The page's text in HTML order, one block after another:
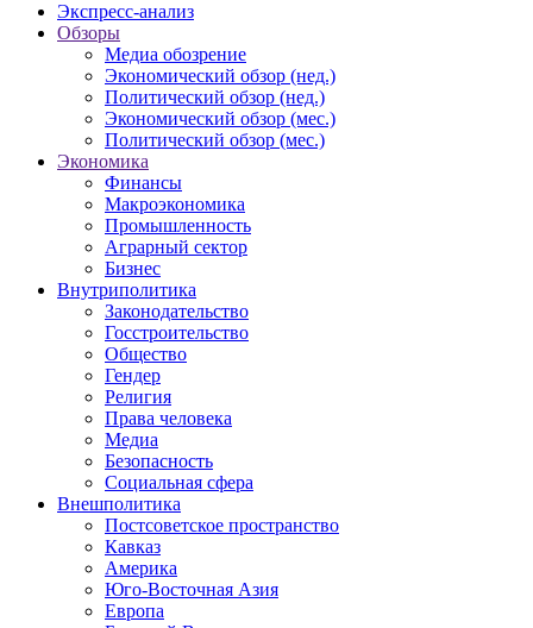
Экспресс-анализ
Обзоры
Медиа обозрение
Экономический обзор (нед.)
Политический обзор (нед.)
Экономический обзор (мес.)
Политический обзор (мес.)
Экономика
Финансы
Макроэкономика
Промышленность
Аграрный сектор
Бизнес
Внутриполитика
Законодательство
Госстроительство
Общество
Гендер
Религия
Права человека
Медиа
Безопасность
Социальная сфера
Внешполитика
Постсоветское пространство
Кавказ
Америка
Юго-Восточная Азия
Европа